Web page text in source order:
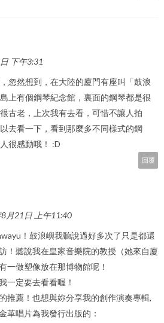
下午3:31
忽然想到，在大陸的廈門有座叫「鼓浪
上有個鋼琴紀念館，裏面的鋼琴都是很
古老，上次我有去看，可惜不讓人拍
去看一下，看到那麼多不同樣式的鋼
很感動哦！ :D
回覆
月21日 上午11:40
！鼓浪嶼我聽說過好多次了只是都還
！聽說我在皇家音樂院的教授（她來自廈
一做塑像放在那博物館呢！
一定要去看看喔！
推薦！也想與妳分享我的創作演奏專輯,
革唱片為我發行出版的：